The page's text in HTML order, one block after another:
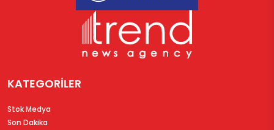
KATEGORİLER
Stok Medya
Son Dakika